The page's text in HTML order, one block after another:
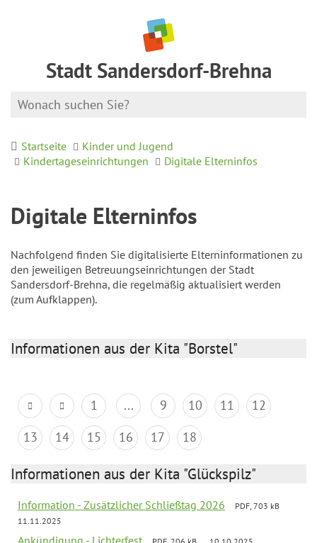
Stadt Sandersdorf-Brehna
Startseite
Kinder und Jugend
Kindertageseinrichtungen
Digitale Elterninfos
Digitale Elterninfos
Nachfolgend finden Sie digitalisierte Elterninformationen zu
den jeweiligen Betreuungseinrichtungen der Stadt
Sandersdorf-Brehna, die regelmäßig aktualisiert werden
(zum Aufklappen).
Informationen aus der Kita "Borstel"
1 ... 9 10 11
12
13
14 15 16 17 18
Informationen aus der Kita "Glückspilz"
Information - Zusätzlicher Schließtag 2026
PDF, 703 kB
11.11.2025
Ankündigung - Lichterfest